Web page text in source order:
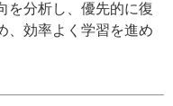
を分析し、優先的に復
、効率よく学習を進め